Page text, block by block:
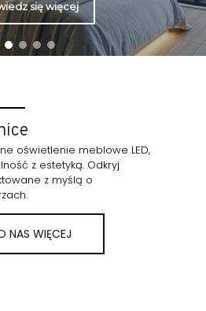
się więcej
oświetlenie meblowe LED,
z estetyką. Odkryj
z myślą o
NAS WIĘCEJ